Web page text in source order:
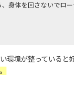
身体を回さないでロ
環境が整っていると好